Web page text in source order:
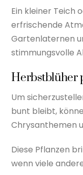
Ein kleiner Teich
erfrischende
Gartenlaternen
stimmungsvolle
Herbstblüher
Um
bunt bleibt,
Chrysanthemen
Diese Pflanzen
wenn viele